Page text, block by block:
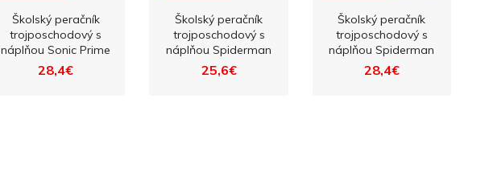
Školský peračník
trojposchodový s
náplňou Sonic Prime
28,4€
Školský peračník
trojposchodový s
náplňou Spiderman
25,6€
Školský peračník
trojposchodový s
náplňou Spiderman
28,4€